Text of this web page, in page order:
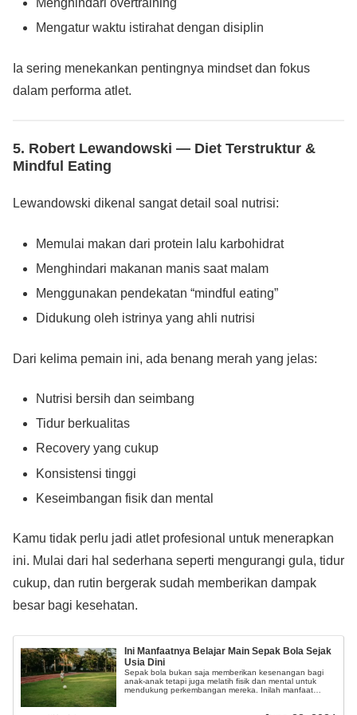
Menghindari overtraining
Mengatur waktu istirahat dengan disiplin
Ia sering menekankan pentingnya mindset dan fokus
dalam performa atlet.
5. Robert Lewandowski — Diet Terstruktur &
Mindful Eating
Lewandowski dikenal sangat detail soal nutrisi:
Memulai makan dari protein lalu karbohidrat
Menghindari makanan manis saat malam
Menggunakan pendekatan “mindful eating”
Didukung oleh istrinya yang ahli nutrisi
Dari kelima pemain ini, ada benang merah yang jelas:
Nutrisi bersih dan seimbang
Tidur berkualitas
Recovery yang cukup
Konsistensi tinggi
Keseimbangan fisik dan mental
Kamu tidak perlu jadi atlet profesional untuk menerapkan
ini. Mulai dari hal sederhana seperti mengurangi gula, tidur
cukup, dan rutin bergerak sudah memberikan dampak
besar bagi kesehatan.
Ini Manfaatnya Belajar Main Sepak Bola Sejak
Usia Dini
Sepak bola bukan saja memberikan kesenangan bagi
anak-anak tetapi juga melatih fisik dan mental untuk
mendukung perkembangan mereka. Inilah manfaat